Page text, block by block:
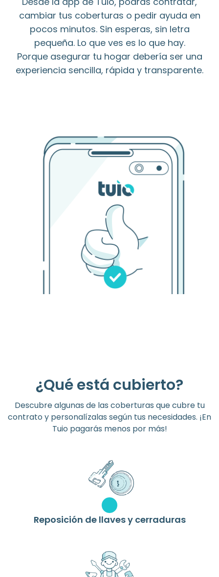
cambiar tus coberturas o pedir ayuda en
pocos minutos. Sin esperas, sin letra
pequeña. Lo que ves es lo que hay.
Porque asegurar tu hogar debería ser una
experiencia sencilla, rápida y transparente.
¿Qué está cubierto?
Descubre algunas de las coberturas que cubre tu
contrato y personalízalas según tus necesidades. ¡En
Tuio pagarás menos por más!
Reposición de llaves y cerraduras